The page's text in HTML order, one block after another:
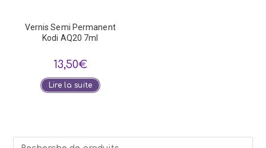
Vernis Semi Permanent
Kodi AQ20 7ml
13,50€
Lire la suite